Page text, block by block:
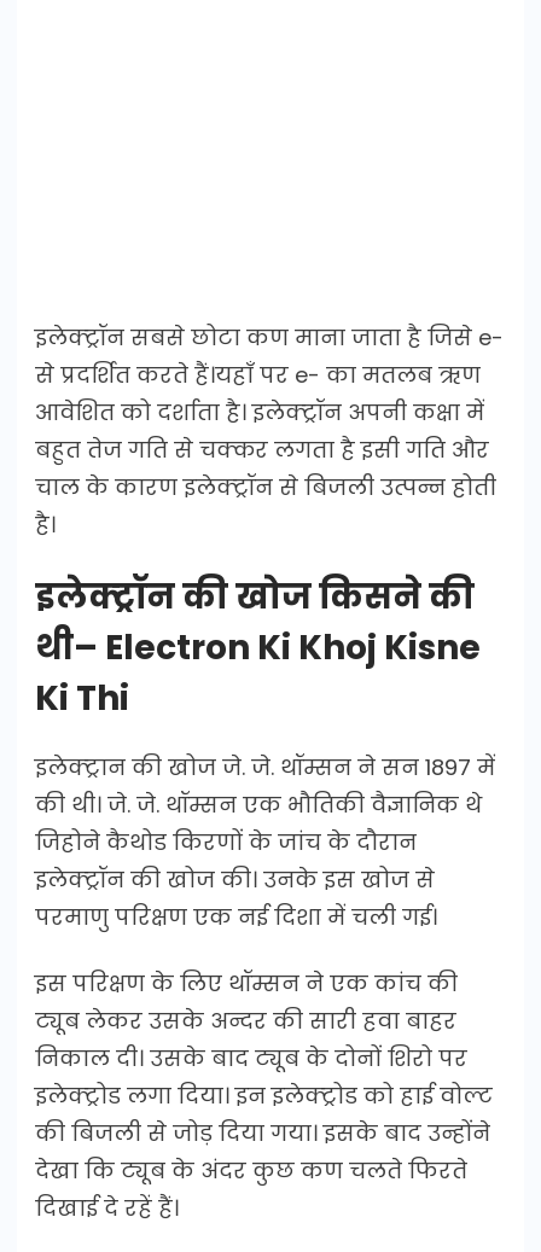
इलेक्ट्रॉन सबसे छोटा कण माना जाता है जिसे e-
से प्रदर्शित करते हैं।यहाँ पर e- का मतलब ऋण
आवेशित को दर्शाता है। इलेक्ट्रॉन अपनी कक्षा में
बहुत तेज गति से चक्कर लगता है इसी गति और
चाल के कारण इलेक्ट्रॉन से बिजली उत्पन्न होती
है।
इलेक्ट्रॉन की खोज किसने की
थी– Electron Ki Khoj Kisne
Ki Thi
इलेक्ट्रान की खोज जे. जे. थॉम्सन ने सन 1897 में
की थी। जे. जे. थॉम्सन एक भौतिकी वैज्ञानिक थे
जिहोने कैथोड किरणों के जांच के दौरान
इलेक्ट्रॉन की खोज की। उनके इस खोज से
परमाणु परिक्षण एक नई दिशा में चली गई।
इस परिक्षण के लिए थॉम्सन ने एक कांच की
ट्यूब लेकर उसके अन्दर की सारी हवा बाहर
निकाल दी। उसके बाद ट्यूब के दोनों शिरो पर
इलेक्ट्रोड लगा दिया। इन इलेक्ट्रोड को हाई वोल्ट
की बिजली से जोड़ दिया गया। इसके बाद उन्होंने
देखा कि ट्यूब के अंदर कुछ कण चलते फिरते
दिखाई दे रहें हैं।